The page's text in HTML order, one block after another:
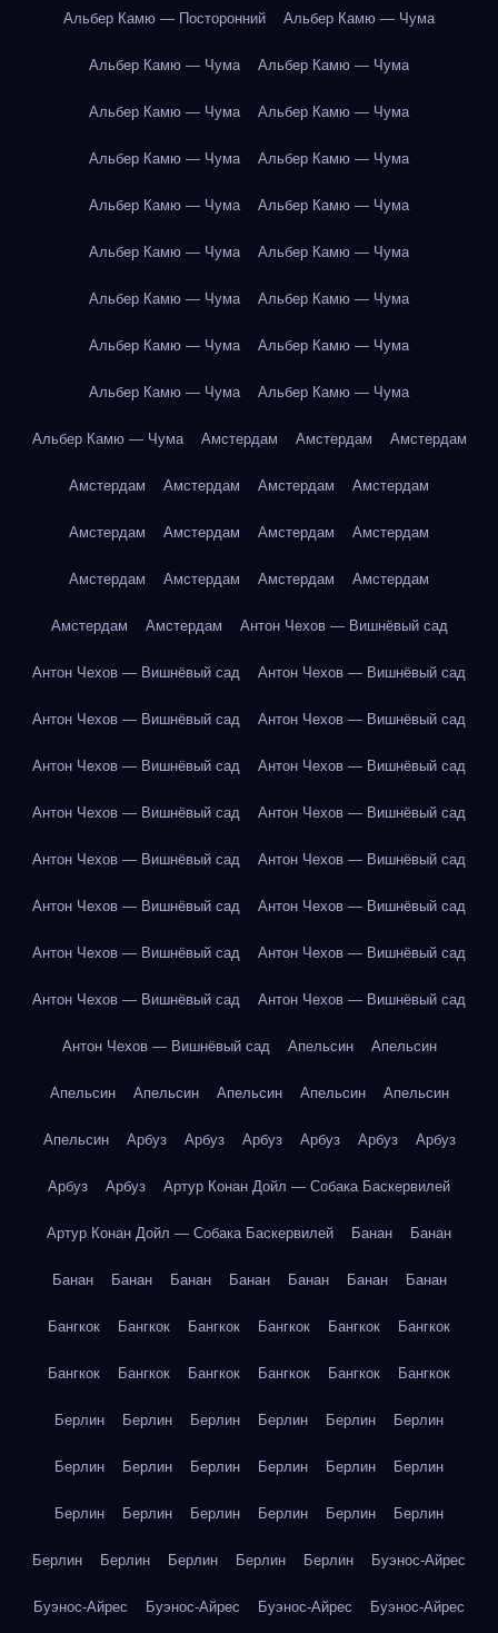
Альбер Камю — Посторонний Альбер Камю — Чума
Альбер Камю — Чума Альбер Камю — Чума
Альбер Камю — Чума Альбер Камю — Чума
Альбер Камю — Чума Альбер Камю — Чума
Альбер Камю — Чума Альбер Камю — Чума
Альбер Камю — Чума Альбер Камю — Чума
Альбер Камю — Чума Альбер Камю — Чума
Альбер Камю — Чума Альбер Камю — Чума
Альбер Камю — Чума Альбер Камю — Чума
Альбер Камю — Чума Амстердам Амстердам Амстердам
Амстердам Амстердам Амстердам Амстердам
Амстердам Амстердам Амстердам Амстердам
Амстердам Амстердам Амстердам Амстердам
Амстердам Амстердам Антон Чехов — Вишнёвый сад
Антон Чехов — Вишнёвый сад Антон Чехов — Вишнёвый сад
Антон Чехов — Вишнёвый сад Антон Чехов — Вишнёвый сад
Антон Чехов — Вишнёвый сад Антон Чехов — Вишнёвый сад
Антон Чехов — Вишнёвый сад Антон Чехов — Вишнёвый сад
Антон Чехов — Вишнёвый сад Антон Чехов — Вишнёвый сад
Антон Чехов — Вишнёвый сад Антон Чехов — Вишнёвый сад
Антон Чехов — Вишнёвый сад Антон Чехов — Вишнёвый сад
Антон Чехов — Вишнёвый сад Антон Чехов — Вишнёвый сад
Антон Чехов — Вишнёвый сад Апельсин Апельсин
Апельсин Апельсин Апельсин Апельсин Апельсин
Апельсин Арбуз Арбуз Арбуз Арбуз Арбуз Арбуз
Арбуз Арбуз Артур Конан Дойл — Собака Баскервилей
Артур Конан Дойл — Собака Баскервилей Банан Банан
Банан Банан Банан Банан Банан Банан Банан
Бангкок Бангкок Бангкок Бангкок Бангкок Бангкок
Бангкок Бангкок Бангкок Бангкок Бангкок Бангкок
Берлин Берлин Берлин Берлин Берлин Берлин
Берлин Берлин Берлин Берлин Берлин Берлин
Берлин Берлин Берлин Берлин Берлин Берлин
Берлин Берлин Берлин Берлин Берлин Буэнос-Айрес
Буэнос-Айрес Буэнос-Айрес Буэнос-Айрес Буэнос-Айрес